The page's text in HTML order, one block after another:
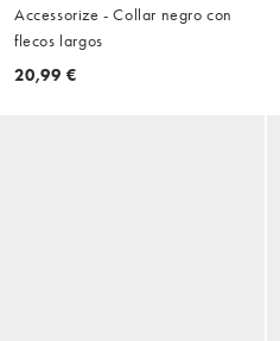
Accessorize - Collar negro con
flecos largos
20,99 €